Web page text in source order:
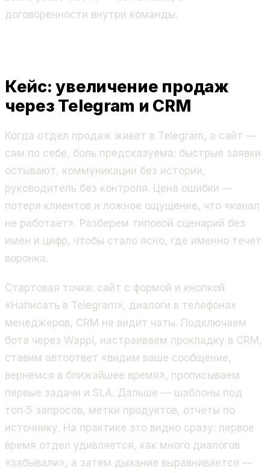
договоренности внутри команды.
Кейс: увеличение продаж
через Telegram и CRM
Когда отдел продаж живет в Telegram, а сайт —
сам по себе, боль предсказуема: быстрые заявки
остывают, коммуникации без истории,
руководитель без контроля. Цена ошибки —
потеря клиентов и ложное ощущение, что «канал
не работает». Разберем типовой сценарий без
имен и цифр, чтобы стало ясно, где именно течет
воронка.
Стартовая точка: сайт с формой и кнопкой
«Написать в Telegram», диалоги в телефонах
менеджеров, CRM не видит чаты. Подключаем
бота через Wappi, настраиваем прокладку в CRM,
ставим автоответ «видим ваше сообщение,
вернемся в ближайшее время», прописываем
первые задачи и SLA. Дальше — шаблоны под
топ‑5 запросов, метки продуктов, отчеты по
источнику. На практике это видно сразу: первое
время отдел удивляется, как много диалогов
«забывали», а затем дыхание выравнивается —